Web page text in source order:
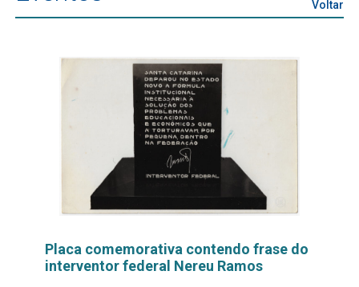
Voltar
Placa comemorativa contendo frase do
interventor federal Nereu Ramos